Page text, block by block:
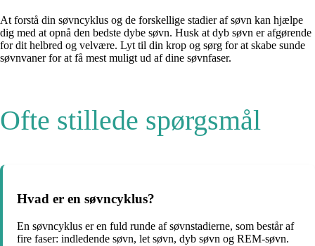
At forstå din søvncyklus og de forskellige stadier af søvn kan hjælpe
dig med at opnå den bedste dybe søvn. Husk at dyb søvn er afgørende
for dit helbred og velvære. Lyt til din krop og sørg for at skabe sunde
søvnvaner for at få mest muligt ud af dine søvnfaser.
Ofte stillede spørgsmål
Hvad er en søvncyklus?
En søvncyklus er en fuld runde af søvnstadierne, som består af
fire faser: indledende søvn, let søvn, dyb søvn og REM-søvn.